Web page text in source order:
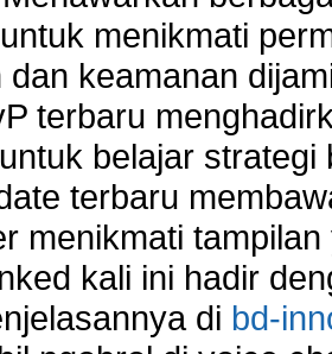
menikmati
dan keamanan
terbaru
belajar
terbaru
menikmati
kali ini hadir
di bd-